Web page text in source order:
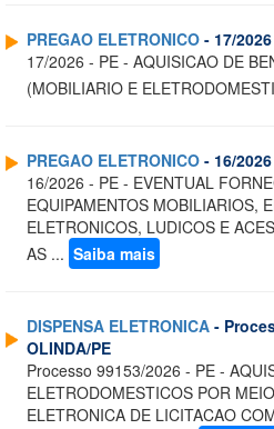
PREGAO ELETRONICO - 17/
17/2026 - PE - AQUISICAO DE
(MOBILIARIO E
PREGAO ELETRONICO - 16/
16/2026 - PE - EVENTUAL
EQUIPAMENTOS MOBILIARIOS,
ELETRONICOS, LUDICOS E
AS ... Saiba mais
DISPENSA ELETRONICA -
OLINDA/PE
Processo 99153/2026 - PE -
ELETRODOMESTICOS POR
ELETRONICA DE LICITACAO